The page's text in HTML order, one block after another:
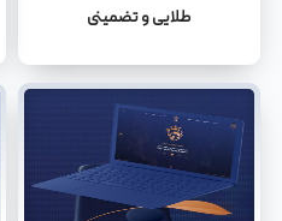
طلایی و تضمینی